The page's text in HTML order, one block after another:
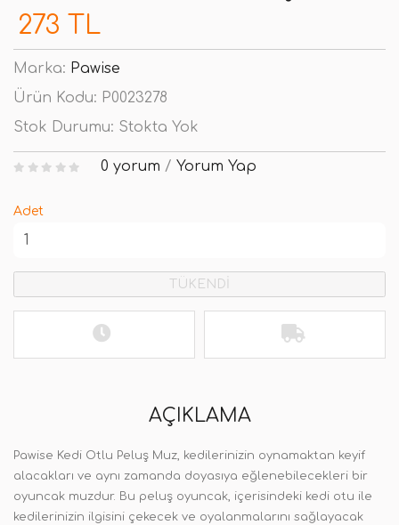
273 TL
Marka: Pawise
Ürün Kodu: P0023278
Stok Durumu: Stokta Yok
0 yorum / Yorum Yap
Adet
TÜKENDİ
AÇIKLAMA
Pawise Kedi Otlu Peluş Muz, kedilerinizin oynamaktan keyif
alacakları ve aynı zamanda doyasıya eğlenebilecekleri bir
oyuncak muzdur. Bu peluş oyuncak, içerisindeki kedi otu ile
kedilerinizin ilgisini çekecek ve oyalanmalarını sağlayacak